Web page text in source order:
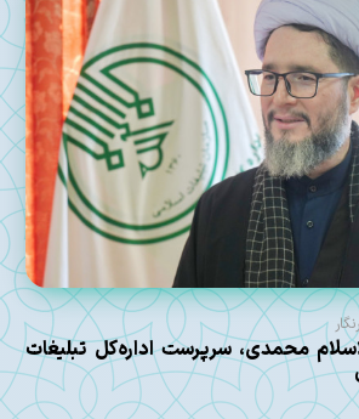
محمدی، سرپرست اداره‌کل تبلیغات